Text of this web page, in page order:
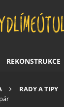
REKONSTRUKCE
RADY A TIPY